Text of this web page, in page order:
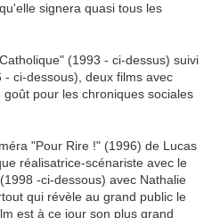
signera quasi tous les
(1993 - ci-dessus) suivi
ci-dessous), deux films avec
pour les chroniques sociales
"Pour Rire !" (1996) de Lucas
réalisatrice-scénariste avec le
-ci-dessous) avec Nathalie
qui révèle au grand public le
est à ce jour son plus grand